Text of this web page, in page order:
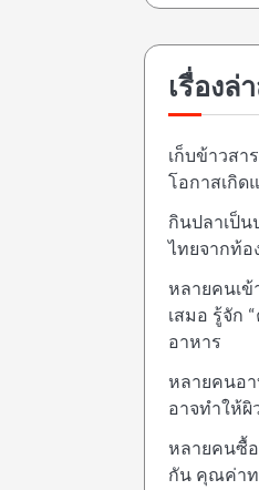
เรื่องล่
เก็บข้าวสา
โอกาสเกิด
กินปลาเป็น
ไทยจากท้อ
หลายคนเข้
เสมอ รู้จัก
อาหาร
หลายคนอ
อาจทำให้
หลายคนซื้
กัน คุณค่าท